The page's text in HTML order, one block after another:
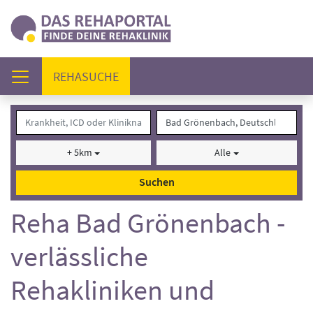
REHASUCHE(AKTUELL)
+ 5km Alle
Suchen
Reha Bad Grönenbach -
verlässliche
Rehakliniken und